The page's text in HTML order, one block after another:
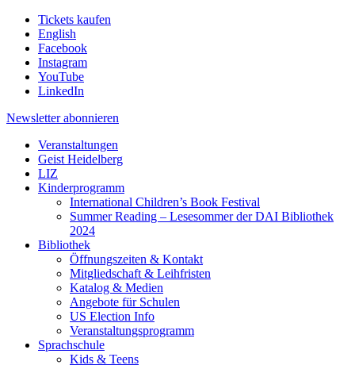
Tickets kaufen
English
Facebook
Instagram
YouTube
LinkedIn
Newsletter abonnieren
Veranstaltungen
Geist Heidelberg
LIZ
Kinderprogramm
International Children’s Book Festival
Summer Reading – Lesesommer der DAI Bibliothek
2024
Bibliothek
Öffnungszeiten & Kontakt
Mitgliedschaft & Leihfristen
Katalog & Medien
Angebote für Schulen
US Election Info
Veranstaltungsprogramm
Sprachschule
Kids & Teens